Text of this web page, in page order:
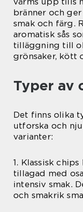
bränner och ger
smak och färg.
aromatisk sås
tilläggning till
grönsaker, kött
Typer av
Det finns olika
utforska och
varianter:
1. Klassisk
tillagad med
intensiv smak.
och smakrik